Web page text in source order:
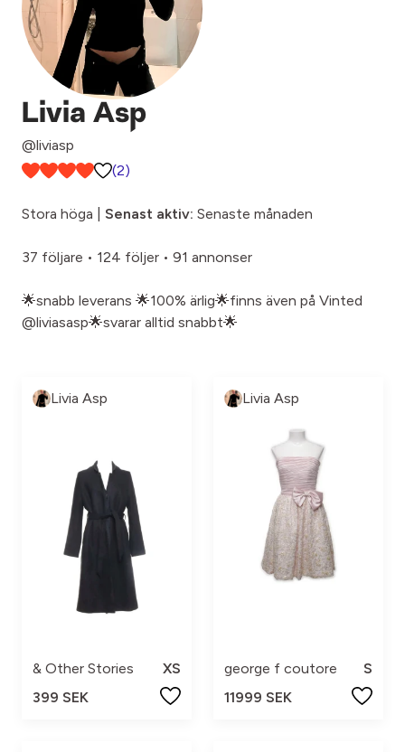
Livia Asp
@liviasp
(2)
Stora höga | Senast aktiv: Senaste månaden
37 följare • 124 följer • 91 annonser
🌟snabb leverans 🌟100% ärlig🌟finns även på Vinted
@liviasasp🌟svarar alltid snabbt🌟
Livia Asp
& Other Stories
XS
399 SEK
Livia Asp
george f coutore
S
11999 SEK